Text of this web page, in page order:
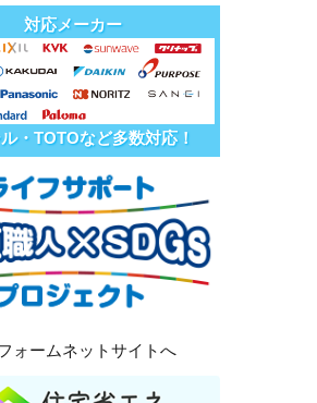
対応メーカー
・TOTOなど多数対応！